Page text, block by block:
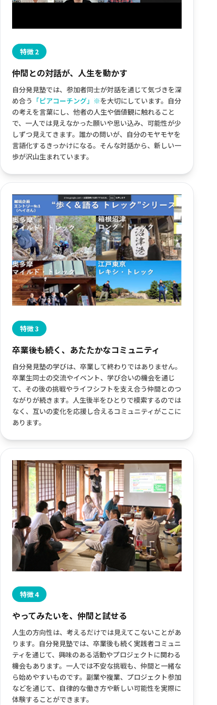
特徴 2
仲間との対話が、人生を動かす
自分発見塾では、参加者同士が対話を通じて気づきを深
め合う 「ピアコーチング」※を大切にしています。自分
の考えを言葉にし、他者の人生や価値観に触れること
で、一人では見えなかった願いや思い込み、可能性が少
しずつ見えてきます。誰かの問いが、自分のモヤモヤを
言語化するきっかけになる。そんな対話から、新しい一
歩が沢山生まれています。
特徴 3
卒業後も続く、あたたかなコミュニティ
自分発見塾の学びは、卒業して終わりではありません。
卒業生同士の交流やイベント、学び合いの機会を通じ
て、その後の挑戦やライフシフトを支え合う仲間とのつ
ながりが続きます。人生後半をひとりで模索するのでは
なく、互いの変化を応援し合えるコミュニティがここに
あります。
特徴 4
やってみたいを、仲間と試せる
人生の方向性は、考えるだけでは見えてこないことがあ
ります。自分発見塾では、卒業後も続く実践者コミュニ
ティを通じて、興味のある活動やプロジェクトに関わる
機会もあります。一人では不安な挑戦も、仲間と一緒な
ら始めやすいものです。副業や複業、プロジェクト参加
などを通じて、自律的な働き方や新しい可能性を実際に
体験することができます。